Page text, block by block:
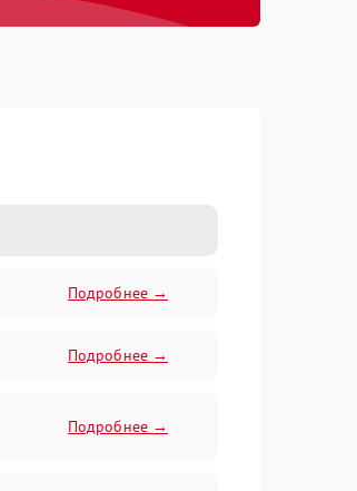
Подробнее →
Подробнее →
Подробнее →